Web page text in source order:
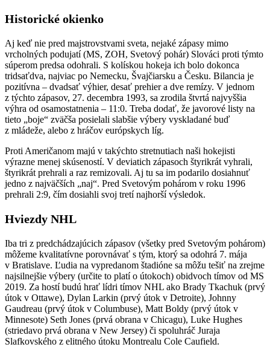
Historické okienko
Aj keď nie pred majstrovstvami sveta, nejaké zápasy mimo
vrcholných podujatí (MS, ZOH, Svetový pohár) Slováci proti týmto
súperom predsa odohrali. S kolískou hokeja ich bolo dokonca
tridsaťdva, najviac po Nemecku, Švajčiarsku a Česku. Bilancia je
pozitívna – dvadsať výhier, desať prehier a dve remízy. V jednom
z týchto zápasov, 27. decembra 1993, sa zrodila štvrtá najvyššia
výhra od osamostatnenia – 11:0. Treba dodať, že javorové listy na
tieto „boje“ zväčša posielali slabšie výbery vyskladané buď
z mládeže, alebo z hráčov európskych líg.
Proti Američanom majú v takýchto stretnutiach naši hokejisti
výrazne menej skúseností. V deviatich zápasoch štyrikrát vyhrali,
štyrikrát prehrali a raz remizovali. Aj tu sa im podarilo dosiahnuť
jedno z najväčších „naj“. Pred Svetovým pohárom v roku 1996
prehrali 2:9, čím dosiahli svoj tretí najhorší výsledok.
Hviezdy NHL
Iba tri z predchádzajúcich zápasov (všetky pred Svetovým pohárom)
môžeme kvalitatívne porovnávať s tým, ktorý sa odohrá 7. mája
v Bratislave. Ľudia na vypredanom štadióne sa môžu tešiť na zrejme
najsilnejšie výbery (určite to platí o útokoch) obidvoch tímov od MS
2019. Za hostí budú hrať lídri tímov NHL ako Brady Tkachuk (prvý
útok v Ottawe), Dylan Larkin (prvý útok v Detroite), Johnny
Gaudreau (prvý útok v Columbuse), Matt Boldy (prvý útok v
Minnesote) Seth Jones (prvá obrana v Chicagu), Luke Hughes
(striedavo prvá obrana v New Jersey) či spoluhráč Juraja
Slafkovského z elitného útoku Montrealu Cole Caufield.